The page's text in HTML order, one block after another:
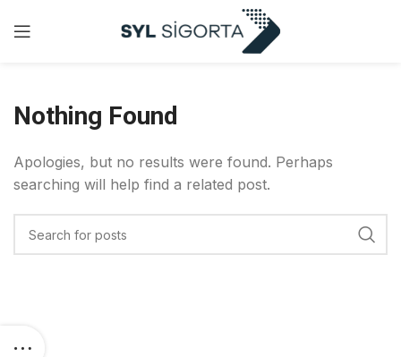
Nothing Found
Apologies, but no results were found. Perhaps
searching will help find a related post.